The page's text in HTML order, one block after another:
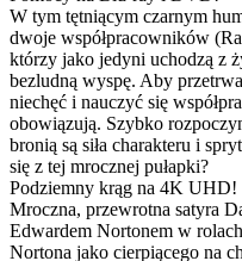
W tym tętniącym czarnym
dwoje współpracowników
którzy jako jedyni uchodzą z
bezludną wyspę. Aby
niechęć i nauczyć się
obowiązują. Szybko
bronią są siła charakteru i
się z tej mrocznej pułapki?
Podziemny krąg na 4K UHD!
Mroczna, przewrotna satyra
Edwardem Nortonem w
Nortona jako cierpiącego na